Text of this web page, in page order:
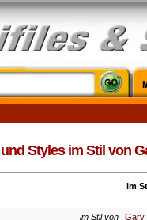
Styles im Stil von
im
im Stil von
Gary